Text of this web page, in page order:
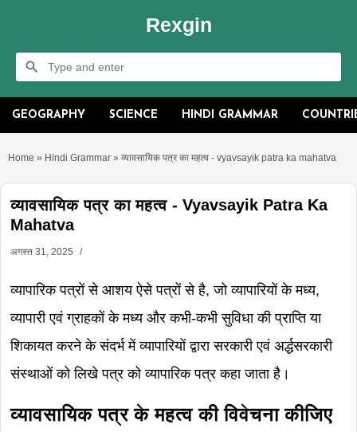
Rexgin
GEOGRAPHY SCIENCE HINDI GRAMMAR
Home » Hindi Grammar » व्यावसायिक पत्र का महत्व - vyavsayik patra ka mahatva
व्यावसायिक पत्र का महत्व - Vyavsayik Patra Ka
Mahatva
अगस्त 31, 2025
व्यापारिक पत्रों से आशय ऐसे पत्रों से है, जो व्यापारियों के मध्य,
व्यापारी एवं ग्राहकों के मध्य और कभी-कभी सुविधा की प्राप्ति या
शिकायत करने के संदर्भ में व्यापारियों द्वारा सरकारी एवं अर्द्धसरकारी
संस्थाओं को लिखे पत्र को व्यापारिक पत्र कहा जाता है।
व्यावसायिक पत्र के महत्व की विवेचना कीजिए